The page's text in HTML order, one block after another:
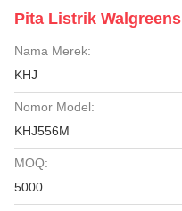
Pita Listrik Walgreens
Nama Merek:
KHJ
Nomor Model:
KHJ556M
MOQ:
5000